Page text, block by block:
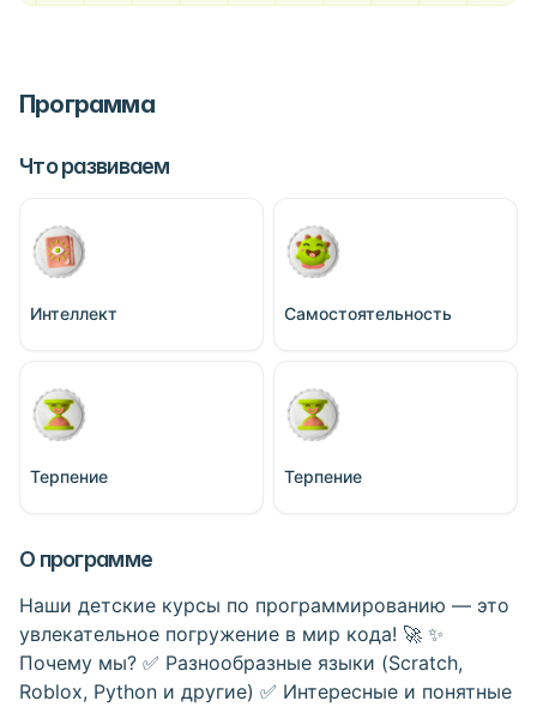
Программа
Что развиваем
Интеллект Самостоятельность
Терпение Терпение
О программе
Наши детские курсы по программированию — это
увлекательное погружение в мир кода! 🚀 ✨
Почему мы? ✅ Разнообразные языки (Scratch,
Roblox, Python и другие) ✅ Интересные и понятные